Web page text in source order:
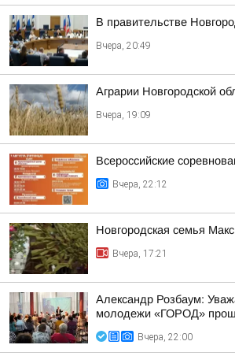
В правительстве
Вчера, 20:49
Аграрии Новгородской
Вчера, 19:09
Всероссийские
Вчера, 22:12
Новгородская семья
Вчера, 17:21
Александр Розбаум:
молодежи «ГОРОД»
Вчера, 22:00